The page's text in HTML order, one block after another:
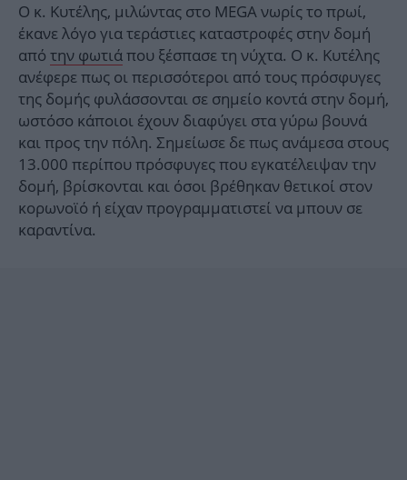
Ο κ. Κυτέλης, μιλώντας στο MEGA νωρίς το πρωί,
έκανε λόγο για τεράστιες καταστροφές στην δομή
από την φωτιάπου ξέσπασε τη νύχτα. Ο κ. Κυτέλης
ανέφερε πως οι περισσότεροι από τους πρόσφυγες
της δομής φυλάσσονται σε σημείο κοντά στην δομή,
ωστόσο κάποιοι έχουν διαφύγει στα γύρω βουνά
και προς την πόλη. Σημείωσε δε πως ανάμεσα στους
13.000 περίπου πρόσφυγες που εγκατέλειψαν την
δομή, βρίσκονται και όσοι βρέθηκαν θετικοί στον
κορωνοϊό ή είχαν προγραμματιστεί να μπουν σε
καραντίνα.